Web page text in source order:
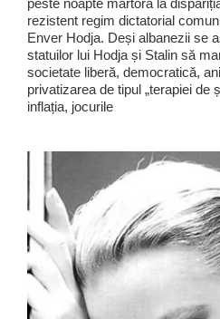
peste noapte martoră la
rezistent regim dictatorial
Enver Hodja. Deși albanezii se
statuilor lui Hodja și Stalin să
societate liberă, democratică,
privatizarea de tipul „terapiei de
inflația, jocurile